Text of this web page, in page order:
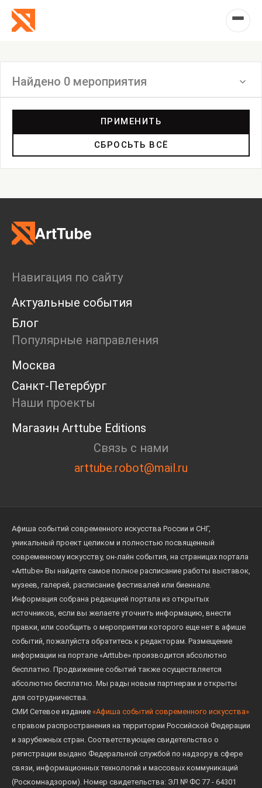
Найдено 0 мероприятия
Дискуссия
Пост-релиз
Пресс-конференция
Ярмарка
Open call
Экскурсия
Дискуссия
Cosmoscow 2024
Blazar 2024
Встречи
Круглый стол
ПРИМЕНИТЬ
СБРОСЬТЬ ВСЁ
Навигация по сайту
Актуальные события
Блог
Популярные направления
Москва
Санкт-Петербург
Наши проекты
Магазин Arttube Editions
Связь с нами
arttube.robot@mail.ru
Афиша событий современного искусства России и СНГ,
уникальный проект целиком и полностью посвященный
современному искусству, он-лайн события, на страницах портала
«Arttube» Вы найдете самое полное расписание работы выставок,
музеев, галерей, расписание фестивалей или биеннале.
Информация собрана редакцией портала из открытых
источников, если вы желаете уточнить информацию, внести
правки, или сообщить о мероприятии которого еще нет в афише
событий, пожалуйста обратитесь к редакторам. Размещение
информации на портале «Arttube» производится абсолютно
бесплатно. Продвижение событий также осуществляется
абсолютно бесплатно. Мы рады новым партнерам и открыты
для сотрудничества.
СМИ Сетевое издание «Афиша событий современного искусства»
с правом распространения на территории Российской Федерации
и зарубежных стран. Соответствующее свидетельство о
регистрации выдано Федеральной службой по надзору в сфере
связи, информационных технологий и массовых коммуникаций
(Роскомнадзором). Номер свидетельства: ЭЛ № ФС 77 - 64301